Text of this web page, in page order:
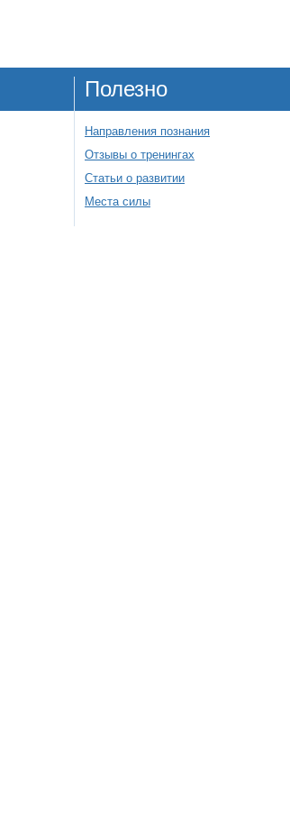
Полезно
Направления познания
Отзывы о тренингах
Статьи о развитии
Места силы